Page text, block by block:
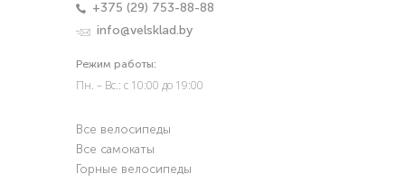
+375 (29) 753-88-88
info@velsklad.by
Режим работы:
Пн. – Вс.: с 10:00 до 19:00
Все велосипеды
Все самокаты
Горные велосипеды